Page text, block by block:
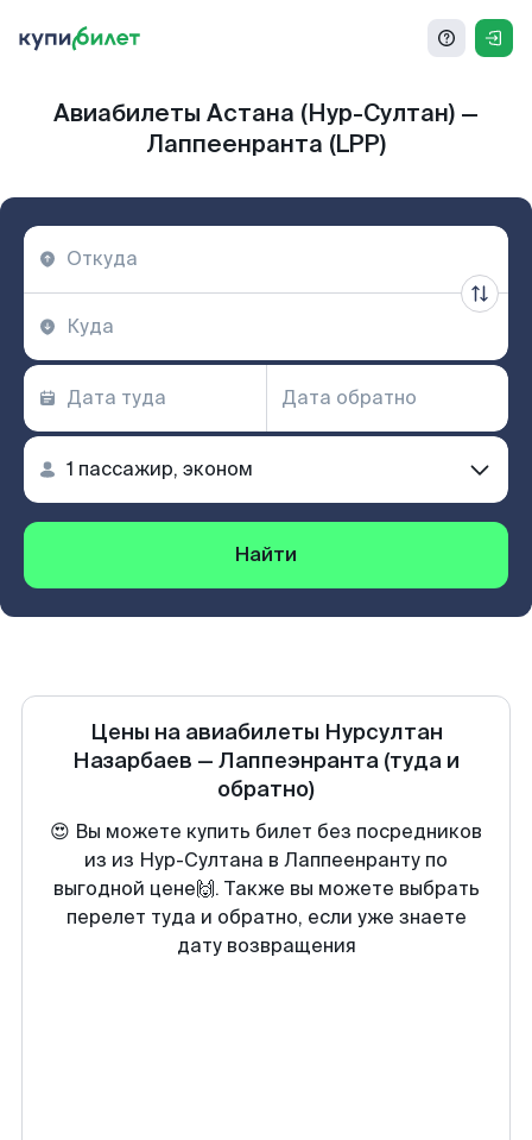
Авиабилеты Астана (Нур-Султан) —
Лаппеенранта (LPP)
Найти
Цены на авиабилеты Нурсултан
Назарбаев — Лаппеэнранта (туда и
обратно)
😍 Вы можете купить билет без посредников
из из Нур-Султана в Лаппеенранту по
выгодной цене🙌. Также вы можете выбрать
перелет туда и обратно, если уже знаете
дату возвращения